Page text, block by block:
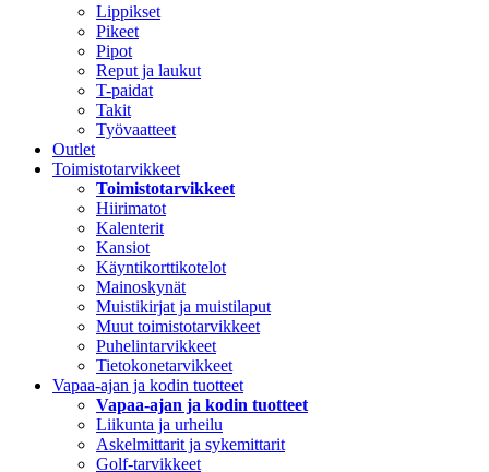
Lippikset
Pikeet
Pipot
Reput ja laukut
T-paidat
Takit
Työvaatteet
Outlet
Toimistotarvikkeet
Toimistotarvikkeet
Hiirimatot
Kalenterit
Kansiot
Käyntikorttikotelot
Mainoskynät
Muistikirjat ja muistilaput
Muut toimistotarvikkeet
Puhelintarvikkeet
Tietokonetarvikkeet
Vapaa-ajan ja kodin tuotteet
Vapaa-ajan ja kodin tuotteet
Liikunta ja urheilu
Askelmittarit ja sykemittarit
Golf-tarvikkeet